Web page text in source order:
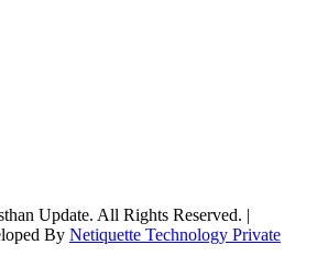
Update. All Rights Reserved. |
By Netiquette Technology Private